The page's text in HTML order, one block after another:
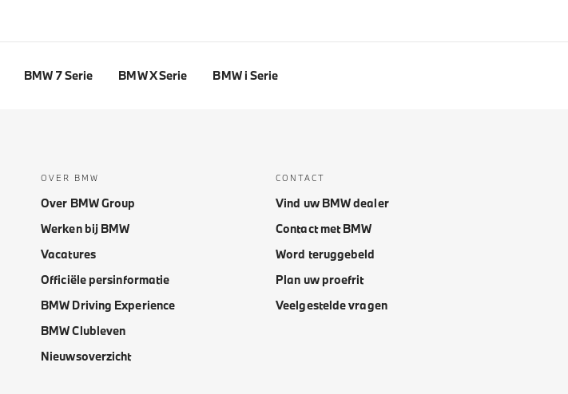
BMW 7 Serie BMW X Serie BMW i Serie
OVER BMW
Over BMW Group
Werken bij BMW
Vacatures
Officiële persinformatie
BMW Driving Experience
BMW Clubleven
Nieuwsoverzicht
CONTACT
Vind uw BMW dealer
Contact met BMW
Word teruggebeld
Plan uw proefrit
Veelgestelde vragen